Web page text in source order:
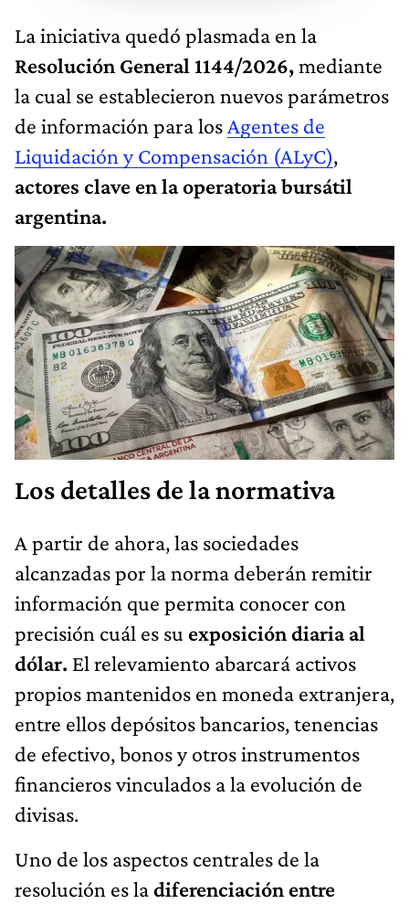
La iniciativa quedó plasmada en la
Resolución General 1144/2026,mediante
la cual se establecieron nuevos parámetros
de información para los Agentes de
Liquidación y Compensación (ALyC),
actores clave en la operatoria bursátil
argentina.
Los detalles de la normativa
A partir de ahora, las sociedades
alcanzadas por la norma deberán remitir
información que permita conocer con
precisión cuál es su exposición diaria al
dólar. El relevamiento abarcará activos
propios mantenidos en moneda extranjera,
entre ellos depósitos bancarios, tenencias
de efectivo, bonos y otros instrumentos
financieros vinculados a la evolución de
divisas.
Uno de los aspectos centrales de la
resolución es ladiferenciación entre